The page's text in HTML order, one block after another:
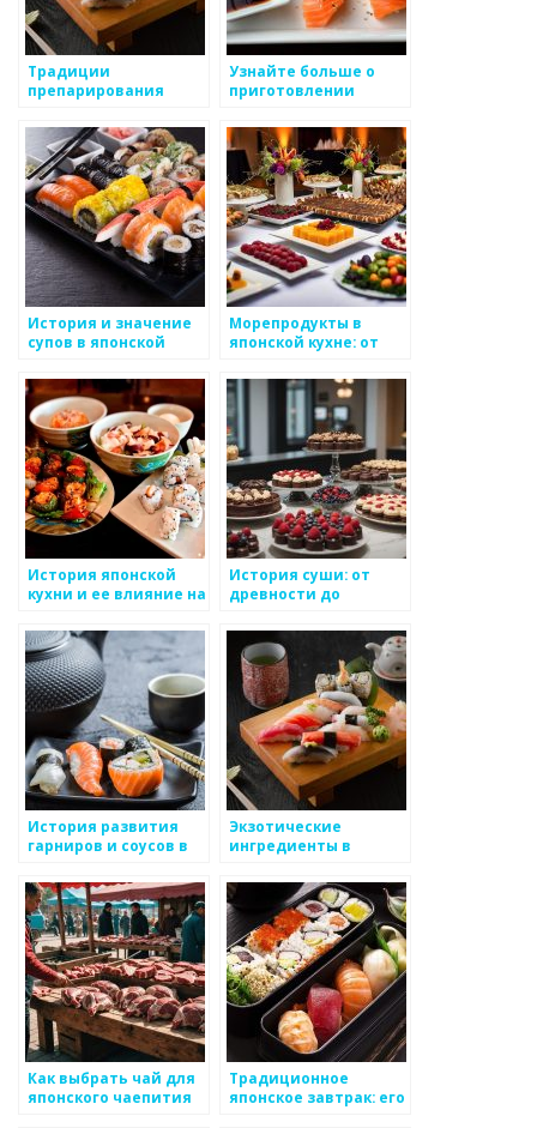
Традиции
препарирования
Узнайте больше о
приготовлении
японского шашлыка
История и значение
супов в японской
Морепродукты в
японской кухне: от
приготовления
История японской
кухни и ее влияние на
История суши: от
древности до
История развития
гарниров и соусов в
Экзотические
ингредиенты в
история и
использование
Как выбрать чай для
японского чаепития
Традиционное
японское завтрак: его